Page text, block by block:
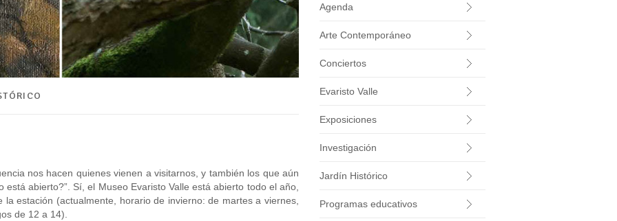
nos hacen quienes vienen a visitarnos, y también los que aún
abierto?”. Sí, el Museo Evaristo Valle está abierto todo el año,
estación (actualmente, horario de invierno: de martes a viernes,
de 12 a 14).
Agenda
Arte Contemporáneo
Conciertos
Evaristo Valle
Exposiciones
Investigación
Jardín Histórico
Programas educativos